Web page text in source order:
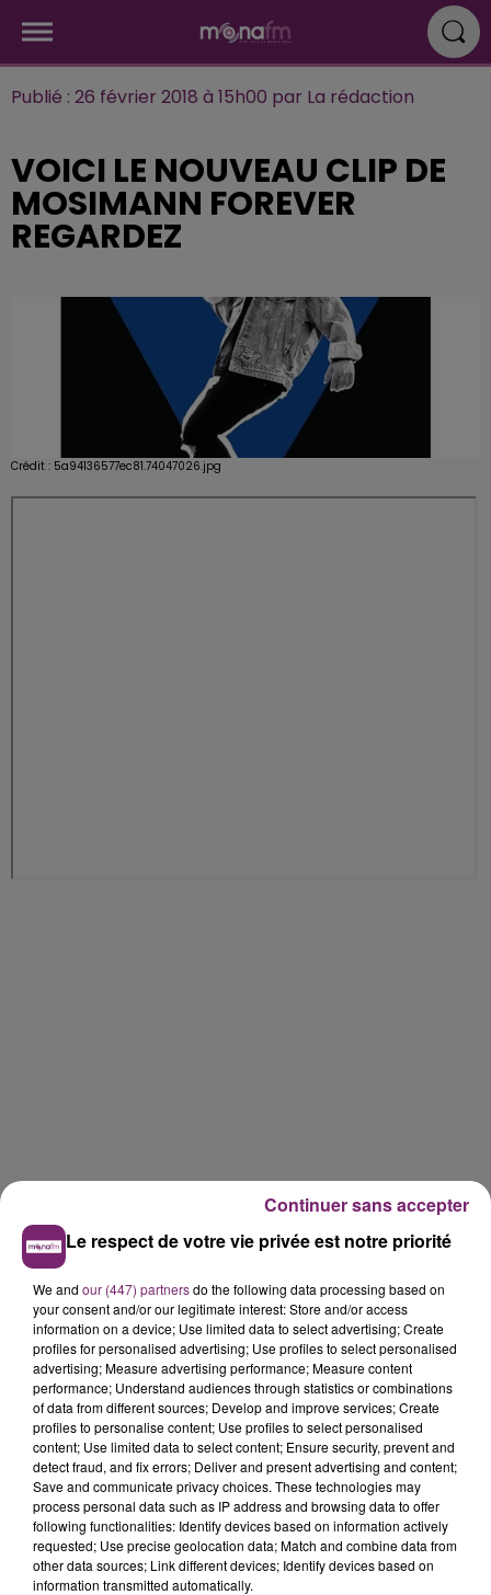
Publié : 26 février 2018 à 15h00 par La rédaction
VOICI LE NOUVEAU CLIP DE
MOSIMANN FOREVER
REGARDEZ
Crédit : 5a94136577ec81.74047026.jpg
La Bulle - Guinguette éphémère
de Frelinghien !
Le respect de votre vie privée est notre priorité
We and our (447) partnersdo the following data processing based on
your consent and/or our legitimate interest: Store and/or access
information on a device; Use limited data to select advertising; Create
profiles for personalised advertising; Use profiles to select personalised
advertising; Measure advertising performance; Measure content
performance; Understand audiences through statistics or combinations
of data from different sources; Develop and improve services; Create
profiles to personalise content; Use profiles to select personalised
content; Use limited data to select content; Ensure security, prevent and
detect fraud, and fix errors; Deliver and present advertising and content;
Save and communicate privacy choices. These technologies may
process personal data such as IP address and browsing data to offer
following functionalities: Identify devices based on information actively
requested; Use precise geolocation data; Match and combine data from
other data sources; Link different devices; Identify devices based on
information transmitted automatically.
Continuer sans accepter